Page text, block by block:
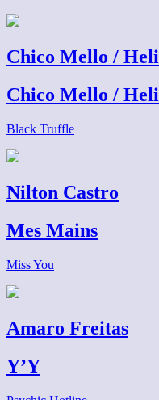
Chico Mello /
Chico Mello /
Black Truffle
Nilton Castro
Mes Mains
Miss You
Amaro Freitas
Y’Y